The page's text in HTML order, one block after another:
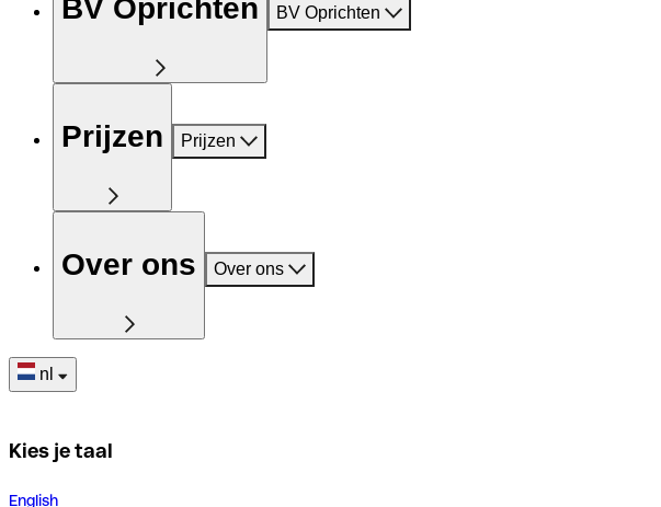
BV Oprichten BV Oprichten
Prijzen Prijzen
Over ons Over ons
nl
Kies je taal
English